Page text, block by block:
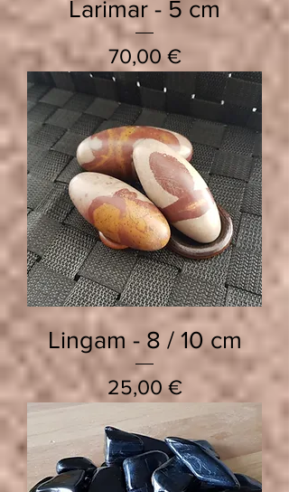
Larimar - 5 cm
Prix
70,00 €
Lingam - 8 / 10 cm
Prix
25,00 €